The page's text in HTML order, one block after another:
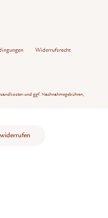
Widerrufsrecht
und ggf. Nachnahmegebühren,